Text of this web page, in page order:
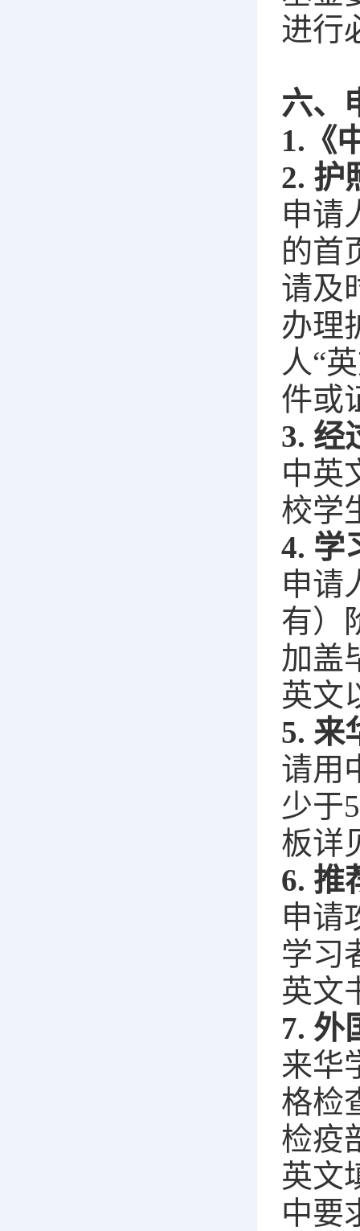
进行
六、
1.《
2. 护
申请
的首
请及
办理
人“
件或
3. 经
中英
校学
4. 学
申请
有）
加盖
英文
5. 来
请用
少于
板详
6. 推
申请
学习
英文
7. 外
来华
格检
检疫
英文
中要